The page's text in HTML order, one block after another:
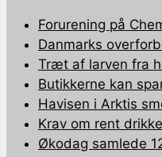
Forurening på
Danmarks
Træt af larven fra
Butikkerne kan
Havisen i Arktis
Krav om rent
Økodag samlede